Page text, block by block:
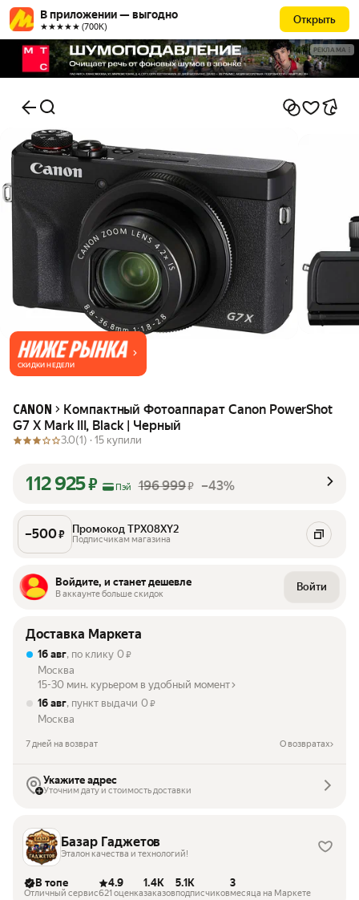
В приложении — выгодно
★★★★★ (700К)
Открыть
РЕКЛАМА
СКИДКИ НЕДЕЛИ
CANON
Компактный Фотоаппарат Canon PowerShot
G7 X Mark III, Black | Черный
3.0(1) · 15 купили
112 925₽ Пэй 196 999₽ –43%
–500₽ Промокод TPX08XY2
Подписчикам магазина
Войдите, и станет дешевле
В аккаунте больше скидок
Войти
Доставка Маркета
16 авг, по клику 0 ₽
Москва
15-30 мин. курьером в удобный момент
16 авг, пункт выдачи 0 ₽
Москва
7 дней на возврат О возвратах
Укажите адрес
Уточним дату и стоимость доставки
Базар Гаджетов
Эталон качества и технологий!
В топе
Отличный сервис
4.9
621 оценка
1.4K
заказов
5.1K
подписчиков
3
месяца на Маркете